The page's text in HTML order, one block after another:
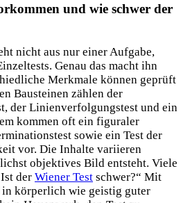
und wie schwer der
nicht aus nur einer Aufgabe,
Genau das macht ihn
Merkmale können geprüft
Bausteinen zählen der
der Linienverfolgungstest und ein
kommen oft ein figuraler
sowie ein Test der
vor. Die Inhalte variieren
objektives Bild entsteht. Viele
der Wiener Test schwer?“ Mit
körperlich wie geistig guter